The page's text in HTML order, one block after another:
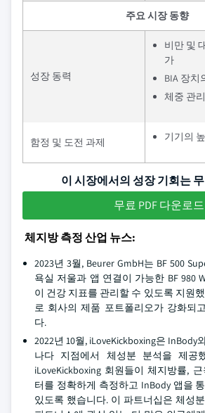
주요 시장 동향
성장 동력
비만 및
가
BIA 장치
체중 관
함정 및 도전 과제 기기의
이 시장에서의 성장 기회는
무료 PDF 다운로드
체지방 측정 산업 뉴스:
2023년 3월, Beurer GmbH는 BF 500
욕실 저울과 앱 연결이 가능한 BF 980
이 건강 지표를 관리할 수 있도록 지원
로 회사의 제품 포트폴리오가 강화되
다.
2022년 10월, iLoveKickboxing은 InBody
나다 지점에서 체성분 분석을 제공
iLoveKickboxing 회원들이 체지방률,
터를 정확하게 측정하고 InBody 앱을
있도록 했습니다. 이 파트너십은 체성